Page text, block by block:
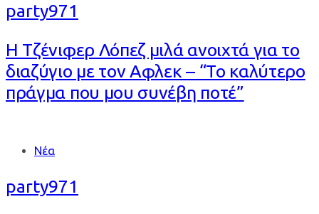
party971
Η Τζένιφερ Λόπεζ μιλά ανοιχτά για το
διαζύγιο με τον Αφλεκ – “Το καλύτερο
πράγμα που μου συνέβη ποτέ”
Tags Νέα
party971